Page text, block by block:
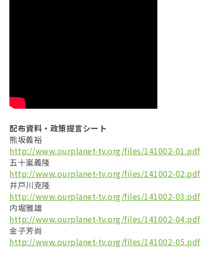
配布資料・政策提言シート
熊坂義裕
http://www.ourplanet-tv.org/files/141002-01.pdf
五十嵐義隆
http://www.ourplanet-tv.org/files/141002-02.pdf
井戸川克隆
http://www.ourplanet-tv.org/files/141002-03.pdf
内堀雅雄
http://www.ourplanet-tv.org/files/141002-04.pdf
金子芳尚
http://www.ourplanet-tv.org/files/141002-05.pdf